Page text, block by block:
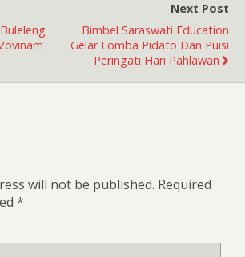
Next Post
Bimbel Saraswati Education
Gelar Lomba Pidato Dan Puisi
Peringati Hari Pahlawan
will not be published. Required
*